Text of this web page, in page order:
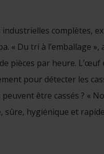
complètes,
« Du tri à l’emballage »,
pièces par heure.
pour détecter les
être cassés ? «
sûre, hygiénique et